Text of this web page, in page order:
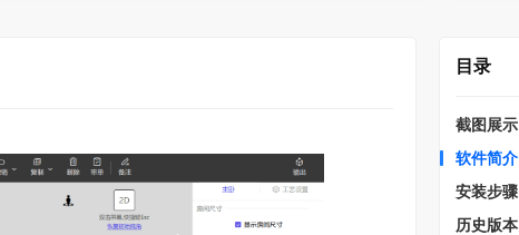
目录
截图展示
软件简介
安装步骤
历史版本